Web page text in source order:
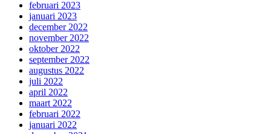
februari 2023
januari 2023
december 2022
november 2022
oktober 2022
september 2022
augustus 2022
juli 2022
april 2022
maart 2022
februari 2022
januari 2022